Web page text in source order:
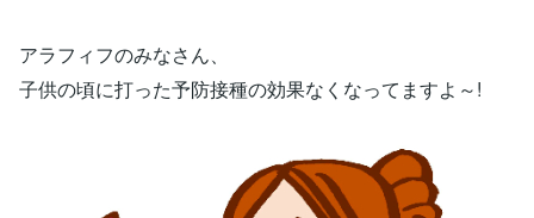
アラフィフのみなさん、
子供の頃に打った予防接種の効果なくなってますよ～!